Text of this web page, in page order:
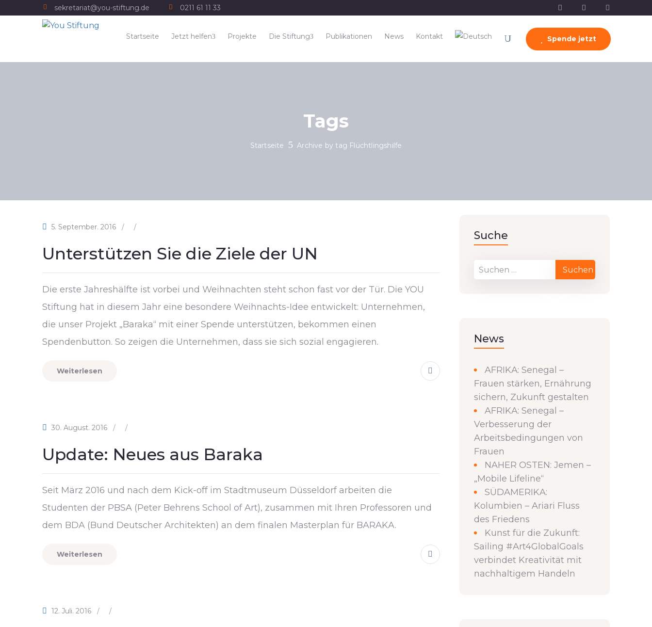
sekretariat@you-stiftung.de 0211 61 11 33
Startseite Jetzt helfen Projekte Die Stiftung Publikationen News Kontakt Spende jetzt
Tags
Startseite Archive by tag Flüchtlingshilfe
5. September. 2016 / /
Unterstützen Sie die Ziele der UN
Die erste Jahreshälfte ist vorbei und Weihnachten steht schon fast vor der Tür. Die YOU
Stiftung hat in diesem Jahr eine besondere Weihnachts-Idee entwickelt: Unternehmen,
die unser Projekt „Baraka“ mit einer Spende unterstützen, bekommen einen
Spendenbutton. So zeigen die Unternehmen, dass sie sich sozial engagieren.
Weiterlesen
30. August. 2016 / /
Update: Neues aus Baraka
Seit März 2016 und nach dem Kick-off im Stadtmuseum Düsseldorf arbeiten die
Studenten der PBSA (Peter Behrens School of Art), zusammen mit Ihren Professoren und
dem BDA (Bund Deutscher Architekten) an dem finalen Masterplan für BARAKA.
Weiterlesen
12. Juli. 2016 / /
Suche
News
AFRIKA: Senegal –
Frauen stärken, Ernährung
sichern, Zukunft gestalten
AFRIKA: Senegal –
Verbesserung der
Arbeitsbedingungen von
Frauen
NAHER OSTEN: Jemen –
„Mobile Lifeline“
SÜDAMERIKA:
Kolumbien – Ariari Fluss
des Friedens
Kunst für die Zukunft:
Sailing #Art4GlobalGoals
verbindet Kreativität mit
nachhaltigem Handeln